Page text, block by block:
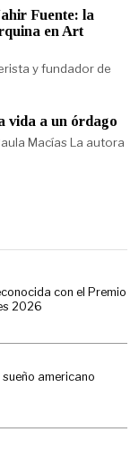
Fuente: la
en Art
y fundador de
vida a un órdago
Macías La autora
con el Premio
2026
sueño americano